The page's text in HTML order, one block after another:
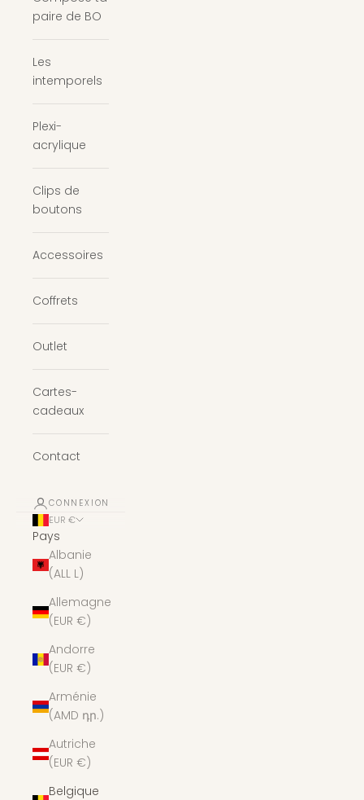
paire de BO
Les
intemporels
Plexi-
acrylique
Clips de
boutons
Accessoires
Coffrets
Outlet
Cartes-
cadeaux
Contact
CONNEXION
EUR €
Pays
Albanie
(ALL L)
Allemagne
(EUR €)
Andorre
(EUR €)
Arménie
(AMD դր.)
Autriche
(EUR €)
Belgique